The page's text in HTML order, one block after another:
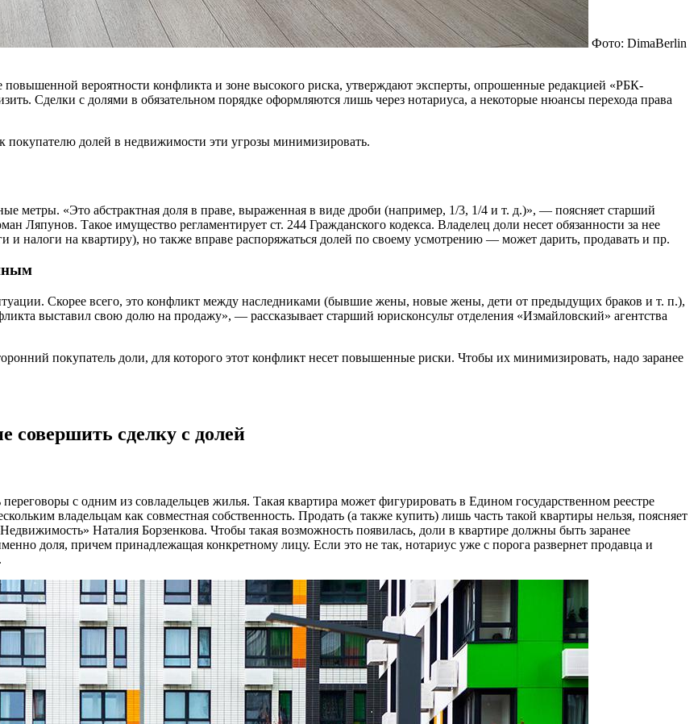
Фото: DimaBerlin
вероятности конфликта и зоне высокого риска, утверждают эксперты, опрошенные редакцией «РБК-
Сделки с долями в обязательном порядке оформляются лишь через нотариуса, а некоторые нюансы перехода права
покупателю долей в недвижимости эти угрозы минимизировать.
метры. «Это абстрактная доля в праве, выраженная в виде дроби (например, 1/3, 1/4 и т. д.)», — поясняет старший
Ляпунов. Такое имущество регламентирует ст. 244 Гражданского кодекса. Владелец доли несет обязанности за нее
и налоги на квартиру), но также вправе распоряжаться долей по своему усмотрению — может дарить, продавать и пр.
Скорее всего, это конфликт между наследниками (бывшие жены, новые жены, дети от предыдущих браков и т. п.),
выставил свою долю на продажу», — рассказывает старший юрисконсульт отделения «Измайловский» агентства
покупатель доли, для которого этот конфликт несет повышенные риски. Чтобы их минимизировать, надо заранее
совершить сделку с долей
с одним из совладельцев жилья. Такая квартира может фигурировать в Едином государственном реестре
владельцам как совместная собственность. Продать (а также купить) лишь часть такой квартиры нельзя, поясняет
Наталия Борзенкова. Чтобы такая возможность появилась, доли в квартире должны быть заранее
доля, причем принадлежащая конкретному лицу. Если это не так, нотариус уже с порога развернет продавца и